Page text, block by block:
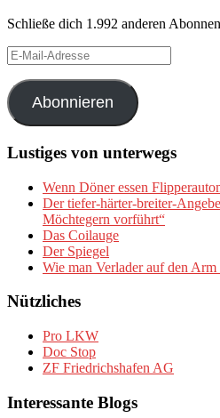
Schließe dich 1.992 anderen
E-
Mail-
Adresse
Abonnieren
Lustiges von unterwegs
Wenn Döner essen
Der tiefer-härter-breiter-
Möchtegern vorführt“
Das Coilauge
Der Spiegel
Wie man Verlader auf den
Nützliches
Pro LKW
Doc Stop
ZF Friedrichshafen AG
Interessante Blogs